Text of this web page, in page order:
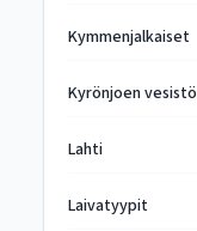
Kymmenjalkaiset
Kyrönjoen vesistö
Lahti
Laivatyypit